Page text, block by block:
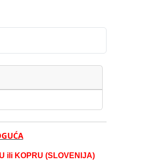
ili KOPRU (SLOVENIJA)